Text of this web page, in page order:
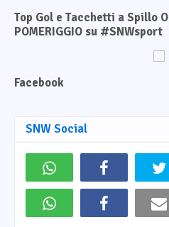
Top Gol e Tacchetti a Spillo
POMERIGGIO su #SNWsport
Facebook
SNW Social